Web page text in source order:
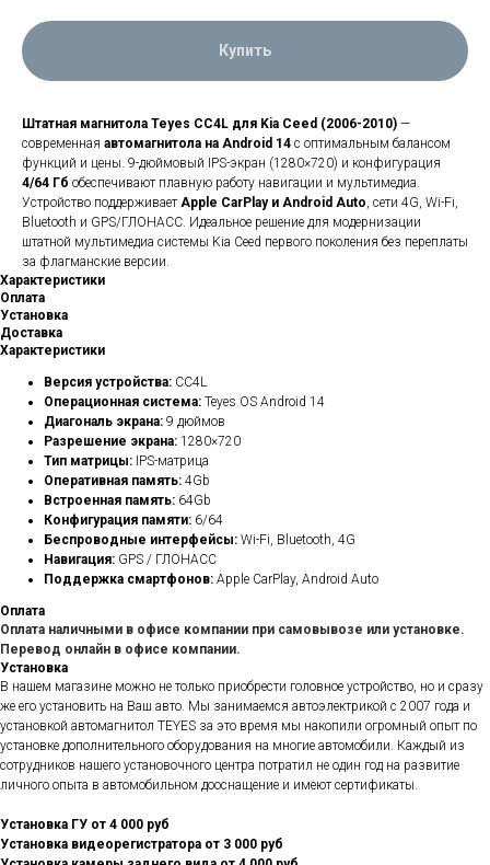
Купить
Штатная магнитола Teyes CC4L для Kia Ceed (2006-2010) —
современная автомагнитола на Android 14 с оптимальным балансом
функций и цены. 9-дюймовый IPS-экран (1280×720) и конфигурация
4/64 Гб обеспечивают плавную работу навигации и мультимедиа.
Устройство поддерживаетApple CarPlay и Android Auto, сети 4G, Wi-Fi,
Bluetooth и GPS/ГЛОНАСС. Идеальное решение для модернизации
штатной мультимедиа системы Kia Ceed первого поколения без переплаты
за флагманские версии.
Характеристики
Оплата
Установка
Доставка
Характеристики
Версия устройства: CC4L
Операционная система: Teyes OS Android 14
Диагональ экрана: 9 дюймов
Разрешение экрана: 1280×720
Тип матрицы: IPS-матрица
Оперативная память: 4Gb
Встроенная память: 64Gb
Конфигурация памяти: 6/64
Беспроводные интерфейсы: Wi-Fi, Bluetooth, 4G
Навигация: GPS / ГЛОНАСС
Поддержка смартфонов: Apple CarPlay, Android Auto
Оплата
Оплата наличными в офисе компании при самовывозе или установке.
Перевод онлайн в офисе компании.
Установка
В нашем магазине можно не только приобрести головное устройство, но и сразу
же его установить на Ваш авто. Мы занимаемся автоэлектрикой с 2007 года и
установкой автомагнитол TEYES за это время мы накопили огромный опыт по
установке дополнительного оборудования на многие автомобили. Каждый из
сотрудников нашего установочного центра потратил не один год на развитие
личного опыта в автомобильном дооснащение и имеют сертификаты.
Установка ГУ от 4 000 руб
Установка видеорегистратора от 3 000 руб